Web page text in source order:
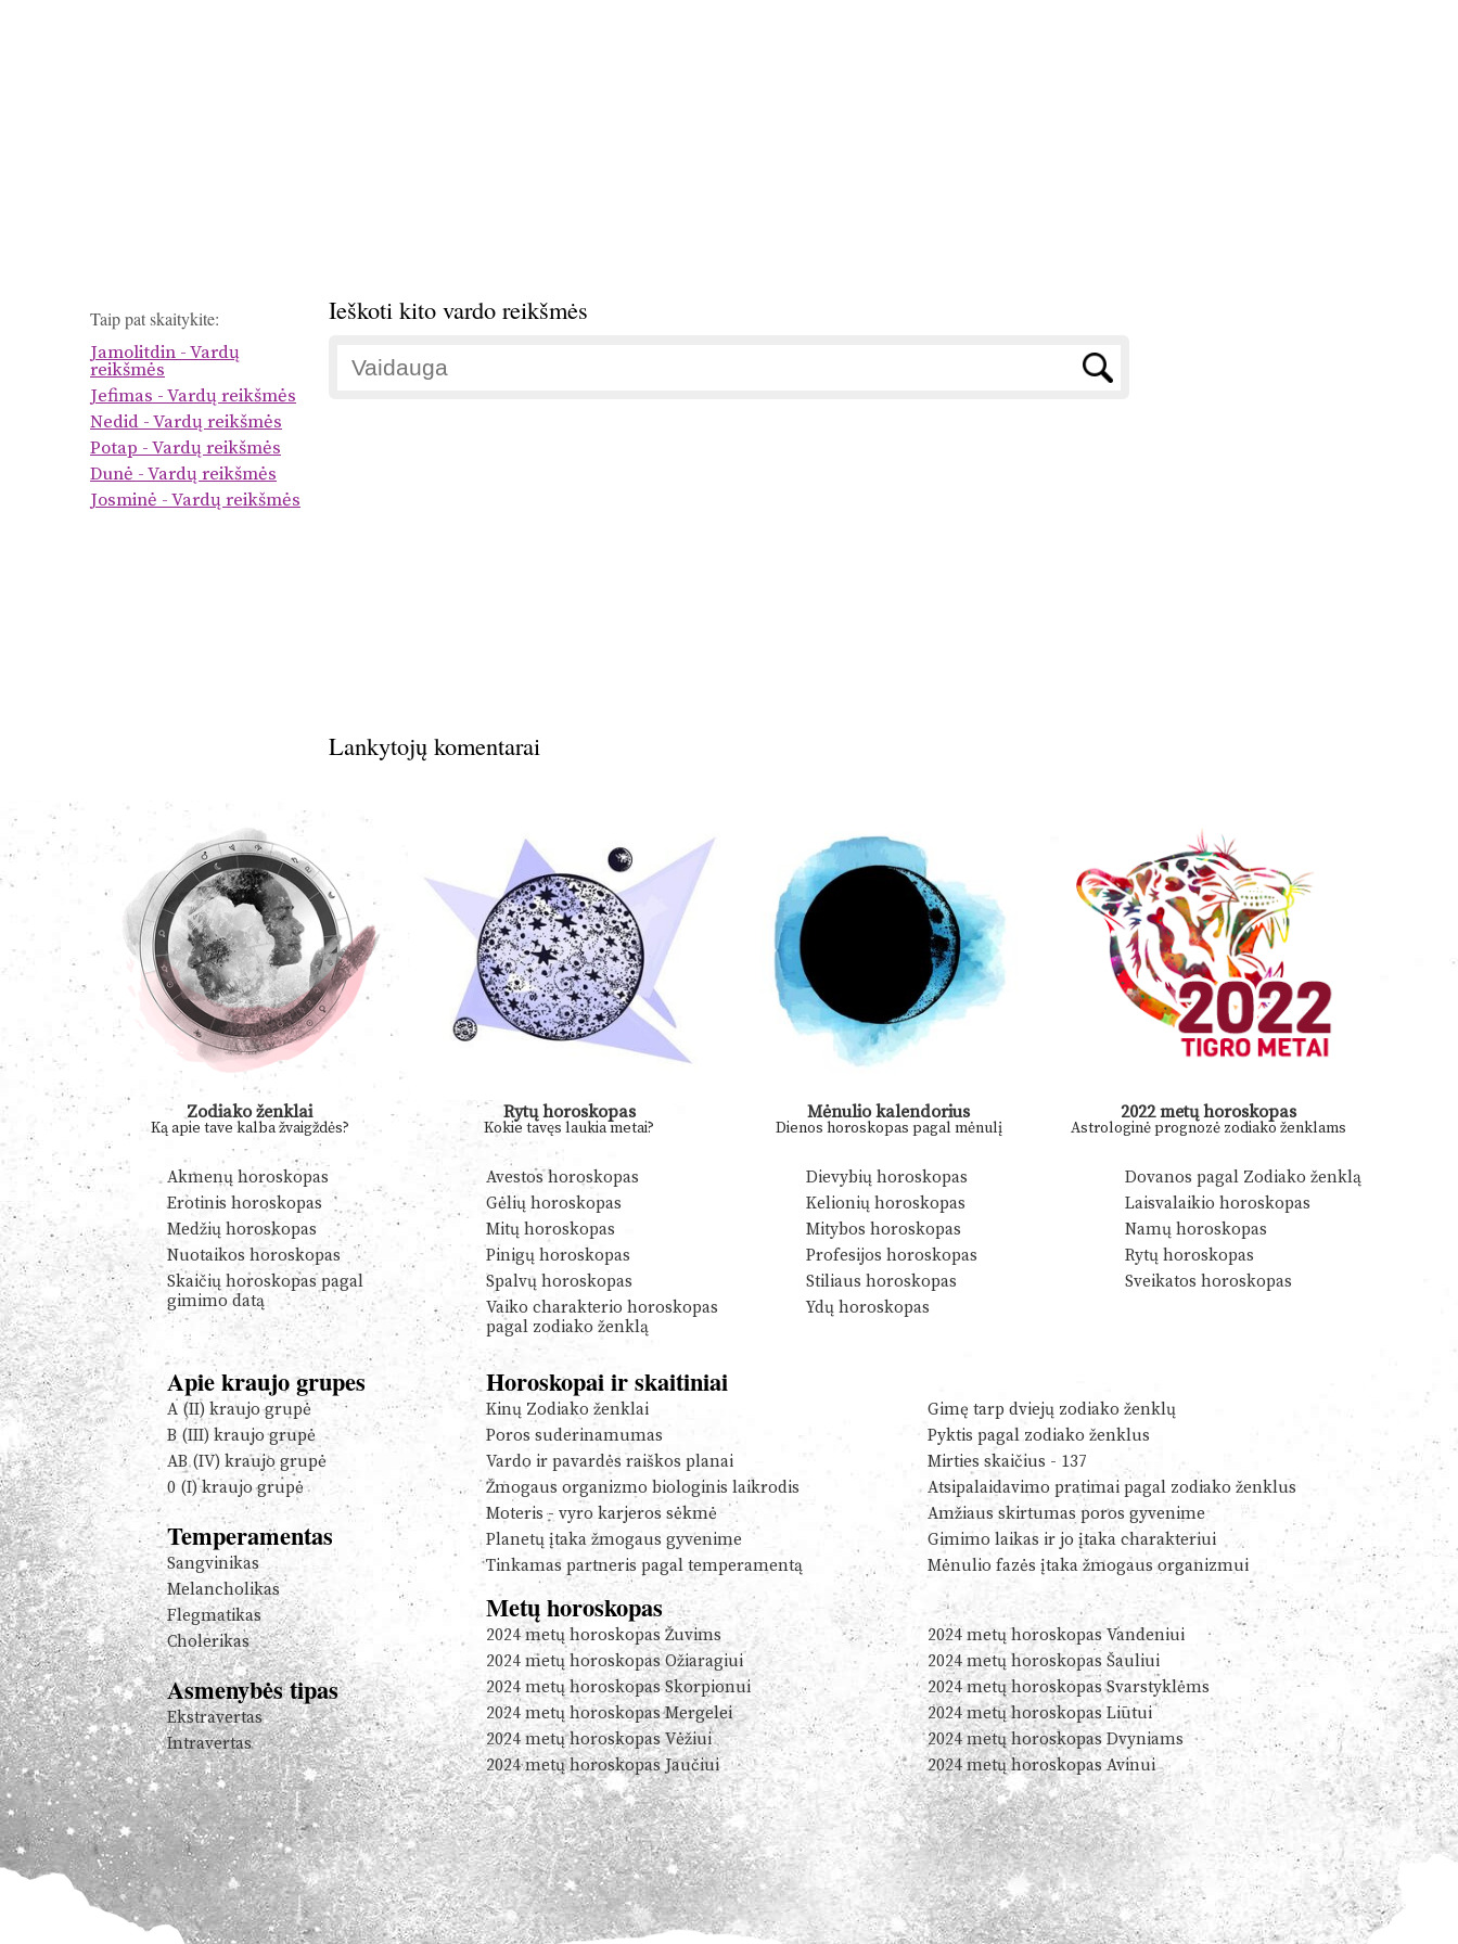
Taip pat skaitykite:
Jamolitdin - Vardų
reikšmės
Jefimas - Vardų reikšmės
Nedid - Vardų reikšmės
Potap - Vardų reikšmės
Dunė - Vardų reikšmės
Josminė - Vardų reikšmės
Ieškoti kito vardo reikšmės
Lankytojų komentarai
Zodiako ženklai
Ką apie tave kalba žvaigždės?
Rytų horoskopas
Kokie tavęs laukia metai?
Mėnulio kalendorius
Dienos horoskopas pagal mėnulį
2022 metų horoskopas
Astrologinė prognozė zodiako ženklams
Akmenų horoskopas Avestos horoskopas Dievybių horoskopas
Dovanos pagal Zodiako ženklą
Erotinis horoskopas
Gėlių horoskopas Kelionių horoskopas
Laisvalaikio horoskopas
Medžių horoskopas
Mitų horoskopas Mitybos horoskopas
Namų horoskopas
Nuotaikos horoskopas
Pinigų horoskopas Profesijos horoskopas
Rytų horoskopas
Skaičių horoskopas pagal
gimimo datą
Spalvų horoskopas Stiliaus horoskopas
Sveikatos horoskopas
Vaiko charakterio horoskopas
pagal zodiako ženklą
Ydų horoskopas
Apie kraujo grupes
A (II) kraujo grupė
B (III) kraujo grupė
AB (IV) kraujo grupė
0 (I) kraujo grupė
Temperamentas
Sangvinikas
Melancholikas
Flegmatikas
Cholerikas
Asmenybės tipas
Ekstravertas
Intravertas
Horoskopai ir skaitiniai
Kinų Zodiako ženklai
Gimę tarp dviejų zodiako ženklų
Poros suderinamumas
Pyktis pagal zodiako ženklus
Vardo ir pavardės raiškos planai
Mirties skaičius - 137
Žmogaus organizmo biologinis laikrodis
Atsipalaidavimo pratimai pagal zodiako ženklus
Moteris - vyro karjeros sėkmė
Amžiaus skirtumas poros gyvenime
Planetų įtaka žmogaus gyvenime
Gimimo laikas ir jo įtaka charakteriui
Tinkamas partneris pagal temperamentą
Mėnulio fazės įtaka žmogaus organizmui
Metų horoskopas
2024 metų horoskopas Žuvims
2024 metų horoskopas Vandeniui
2024 metų horoskopas Ožiaragiui
2024 metų horoskopas Šauliui
2024 metų horoskopas Skorpionui
2024 metų horoskopas Svarstyklėms
2024 metų horoskopas Mergelei
2024 metų horoskopas Liūtui
2024 metų horoskopas Vėžiui
2024 metų horoskopas Dvyniams
2024 metų horoskopas Jaučiui
2024 metų horoskopas Avinui